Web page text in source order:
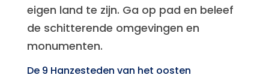
eigen land te zijn. Ga op pad en beleef
de schitterende omgevingen en
monumenten.
De 9 Hanzesteden van het oosten